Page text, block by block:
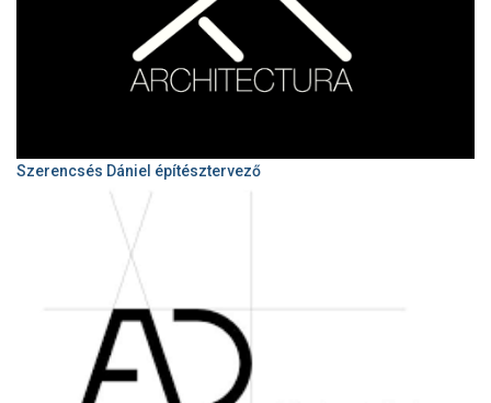
Szerencsés Dániel építésztervező